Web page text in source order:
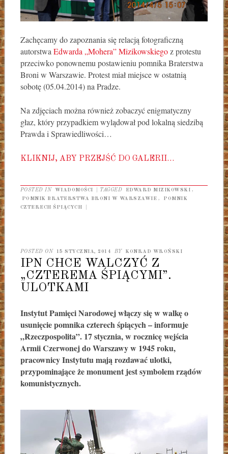
Zachęcamy do zapoznania się relacją fotograficzną
autorstwa Edwarda „Mohera” Mizikowskiegoz protestu
przeciwko ponownemu postawieniu pomnika Braterstwa
Broni w Warszawie. Protest miał miejsce w ostatnią
sobotę (05.04.2014) na Pradze.
Na zdjęciach można również zobaczyć enigmatyczny
głaz, który przypadkiem wylądował pod lokalną siedzibą
Prawda i Sprawiedliwości…
KLIKNIJ, ABY PRZEJŚĆ DO GALERII…
POSTED IN WIADOMOŚCI TAGGED EDWARD MIZIKOWSKI ,
POMNIK BRATERSTWA BRONI W WARSZAWIE ,
POMNIK
CZTERECH ŚPIĄCYCH
POSTED ON 15 STYCZNIA, 2014 BY KONRAD WROŃSKI
IPN CHCE WALCZYĆ Z
„CZTEREMA ŚPIĄCYMI”.
ULOTKAMI
Instytut Pamięci Narodowej włączy się w walkę o
usunięcie pomnika czterech śpiących – informuje
„Rzeczpospolita”. 17 stycznia, w rocznicę wejścia
Armii Czerwonej do Warszawy w 1945 roku,
pracownicy Instytutu mają rozdawać ulotki,
przypominające że monument jest symbolem rządów
komunistycznych.